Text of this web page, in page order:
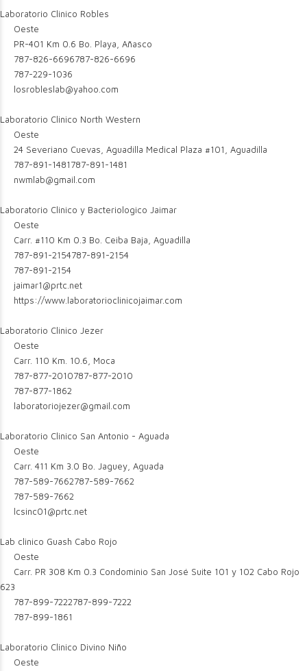
Laboratorio Clinico Robles
Oeste
PR-401 Km 0.6 Bo. Playa, Añasco
787-826-6696787-826-6696
787-229-1036
losrobleslab@yahoo.com
Laboratorio Clinico North Western
Oeste
24 Severiano Cuevas, Aguadilla Medical Plaza #101, Aguadilla
787-891-1481787-891-1481
nwmlab@gmail.com
Laboratorio Clinico y Bacteriologico Jaimar
Oeste
Carr. #110 Km 0.3 Bo. Ceiba Baja, Aguadilla
787-891-2154787-891-2154
787-891-2154
jaimar1@prtc.net
https://www.laboratorioclinicojaimar.com
Laboratorio Clinico Jezer
Oeste
Carr. 110 Km. 10.6, Moca
787-877-2010787-877-2010
787-877-1862
laboratoriojezer@gmail.com
Laboratorio Clinico San Antonio - Aguada
Oeste
Carr. 411 Km 3.0 Bo. Jaguey, Aguada
787-589-7662787-589-7662
787-589-7662
lcsinc01@prtc.net
Lab clinico Guash Cabo Rojo
Oeste
Carr. PR 308 Km 0.3 Condominio San José Suite 101 y 102 Cabo Rojo
623
787-899-7222787-899-7222
787-899-1861
Laboratorio Clinico Divino Niño
Oeste